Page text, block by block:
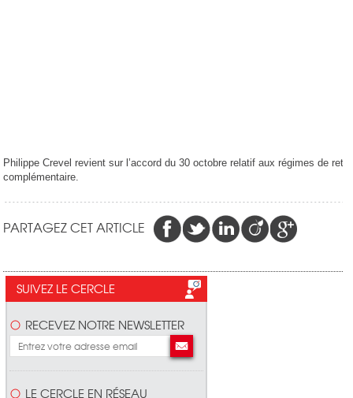
Philippe Crevel revient sur l’accord du 30 octobre relatif aux régimes de
complémentaire.
PARTAGEZ CET ARTICLE
SUIVEZ LE CERCLE
RECEVEZ NOTRE NEWSLETTER
LE CERCLE EN RÉSEAU